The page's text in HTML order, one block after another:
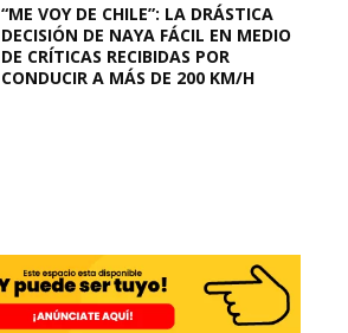
“ME VOY DE CHILE”: LA DRÁSTICA
DECISIÓN DE NAYA FÁCIL EN MEDIO
DE CRÍTICAS RECIBIDAS POR
CONDUCIR A MÁS DE 200 KM/H